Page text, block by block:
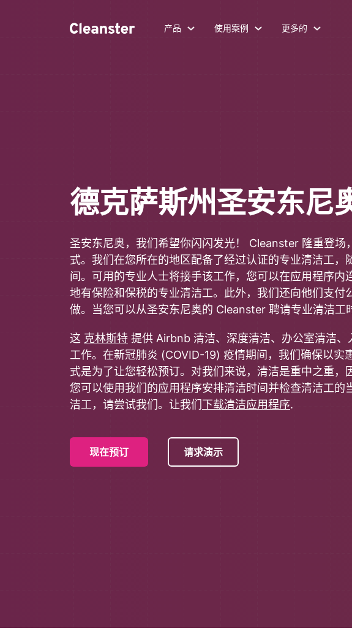
产品 使用案例 更多的
德克萨斯州圣安东尼
圣安东尼奥，我们希望你闪闪发光！ Cleanster 隆重登
式。我们在您所在的地区配备了经过认证的专业清洁工
间。可用的专业人士将接手该工作，您可以在应用程序内
地有保险和保税的专业清洁工。此外，我们还向他们支
做。当您可以从圣安东尼奥的 Cleanster 聘请专业清洁工
这 克林斯特 提供 Airbnb 清洁、深度清洁、办公室清洁
工作。在新冠肺炎 (COVID-19) 疫情期间，我们确保以
式是为了让您轻松预订。对我们来说，清洁是重中之重，
您可以使用我们的应用程序安排清洁时间并检查清洁工
洁工，请尝试我们。让我们下载清洁应用程序.
现在预订 请求演示